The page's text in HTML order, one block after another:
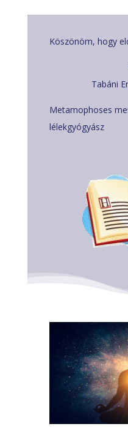
Köszönöm, hogy
Tabáni
Metamophoses
lélekgyógyász